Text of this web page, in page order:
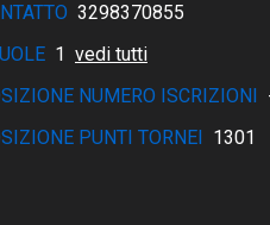
3298370855
1 vedi tutti
NUMERO ISCRIZIONI
PUNTI TORNEI 1301